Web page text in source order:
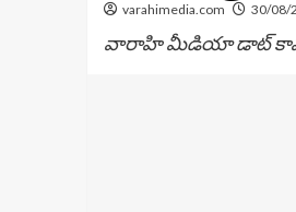
varahimedia.com 30/08/
వారాహి మీడియా డాట్ కామ్ఆన్